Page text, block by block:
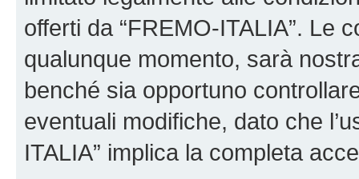
offerti da “FREMO-ITALIA”. Le
qualunque momento, sarà
benché sia opportuno
eventuali modifiche, dato che
ITALIA” implica la completa